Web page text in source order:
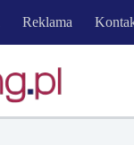
Reklama